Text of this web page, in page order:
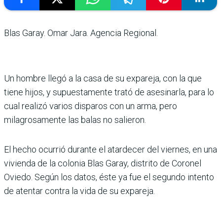
Blas Garay. Omar Jara. Agencia Regional.
Un hombre llegó a la casa de su expareja, con la que
tiene hijos, y supuestamente trató de asesinarla, para lo
cual realizó varios disparos con un arma, pero
milagrosamente las balas no salieron.
El hecho ocurrió durante el atardecer del viernes, en una
vivienda de la colonia Blas Garay, distrito de Coronel
Oviedo. Según los datos, éste ya fue el segundo intento
de atentar contra la vida de su expareja.